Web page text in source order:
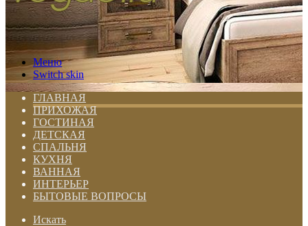
Меню
Switch skin
ГЛАВНАЯ
ПРИХОЖАЯ
ГОСТИНАЯ
ДЕТСКАЯ
СПАЛЬНЯ
КУХНЯ
ВАННАЯ
ИНТЕРЬЕР
БЫТОВЫЕ ВОПРОСЫ
Искать